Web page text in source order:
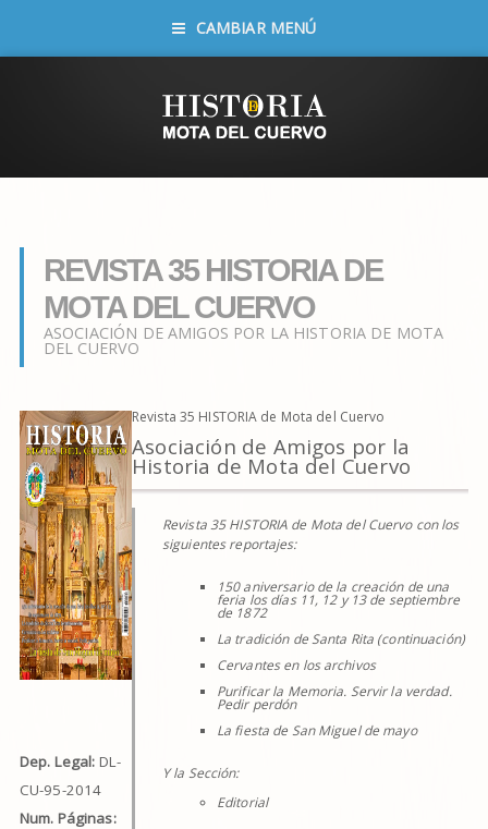
CAMBIAR MENÚ
REVISTA 35 HISTORIA DE
MOTA DEL CUERVO
ASOCIACIÓN DE AMIGOS POR LA HISTORIA DE MOTA
DEL CUERVO
Dep. Legal: DL-
CU-95-2014
Num. Páginas:
Revista 35 HISTORIA de Mota del Cuervo
Asociación de Amigos por la
Historia de Mota del Cuervo
Revista 35 HISTORIA de Mota del Cuervo con los
siguientes reportajes:
150 aniversario de la creación de una
feria los días 11, 12 y 13 de septiembre
de 1872
La tradición de Santa Rita (continuación)
Cervantes en los archivos
Purificar la Memoria. Servir la verdad.
Pedir perdón
La fiesta de San Miguel de mayo
Y la Sección:
Editorial